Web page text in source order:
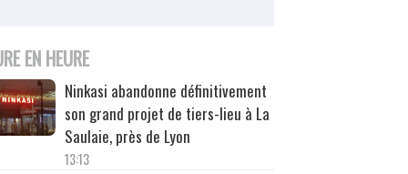
EN HEURE
Ninkasi abandonne définitivement
son grand projet de tiers-lieu à La
Saulaie, près de Lyon
13:13